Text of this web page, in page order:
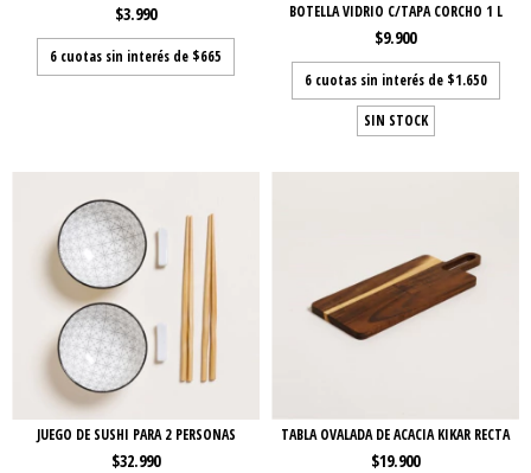
$3.990
6 cuotas sin interés de $665
BOTELLA VIDRIO C/TAPA CORCHO 1 L
$9.900
6 cuotas sin interés de $1.650
SIN STOCK
JUEGO DE SUSHI PARA 2 PERSONAS
$32.990
TABLA OVALADA DE ACACIA KIKAR RECTA
$19.900